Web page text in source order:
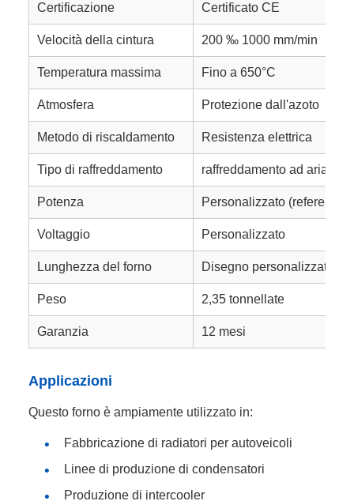
Certificazione Certificato CE
Velocità della cintura 200 ‰ 1000 mm/min
Temperatura massima Fino a 650°C
Atmosfera Protezione dall'azoto
Metodo di riscaldamento Resistenza elettrica
Tipo di raffreddamento raffreddamento ad aria/
Potenza Personalizzato (referenza
Voltaggio Personalizzato
Lunghezza del forno Disegno personalizzato
Peso 2,35 tonnellate
Garanzia 12 mesi
Applicazioni
Questo forno è ampiamente utilizzato in:
Fabbricazione di radiatori per autoveicoli
Linee di produzione di condensatori
Produzione di intercooler